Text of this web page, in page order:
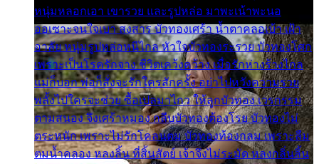
หนุ่มหลอกเอา เขารวย และรูปหล่อ มาพะเน้าพะนอ
ออเซาะจนใจเบา สงสาร บัวทองเศร้า น้ำตาคลอเบ้า เฝ้า
อาลัย หนุ่มรูปหล่อหนีไกล หัวใจบัวทองระรวย บัวทองโศก
เพราะเป็นโรครักจาง ชีวิตเคว้งคว้าง เมื่อรักห่างร้างไกล
แม่ก็บอก พ่อก็สั่งจะรักใครสักครั้ง อย่าไปหวังความรวย
พลั้งไปใครจะช่วย ซื้อเปลมาไกว ให้ลูกบัวทอง เวรกรรม
ตามสนอง จึงเศร้าหมอง กลีบบัวทองต้องโรย บัวทองไม่
ตระหนัก เพราะไม่รักโคลนตม บัวทองท้องกลม เพราะลืม
ตมน้ำคลอง หลงลิ้น ที่สิ้นสัตย์ เจ้าจึงไม่ระมัด หลงกลิ่นลิ้น